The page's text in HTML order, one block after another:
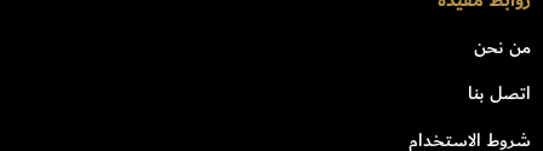
من نحن
اتصل بنا
شروط الاستخدام